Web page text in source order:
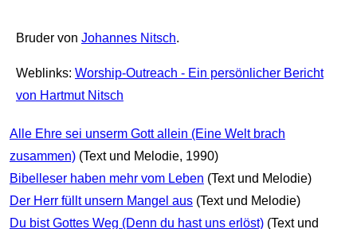
Bruder von Johannes Nitsch.
Weblinks: Worship-Outreach - Ein persönlicher Bericht
von Hartmut Nitsch
Alle Ehre sei unserm Gott allein (Eine Welt brach
zusammen) (Text und Melodie, 1990)
Bibelleser haben mehr vom Leben (Text und Melodie)
Der Herr füllt unsern Mangel aus (Text und Melodie)
Du bist Gottes Weg (Denn du hast uns erlöst) (Text und